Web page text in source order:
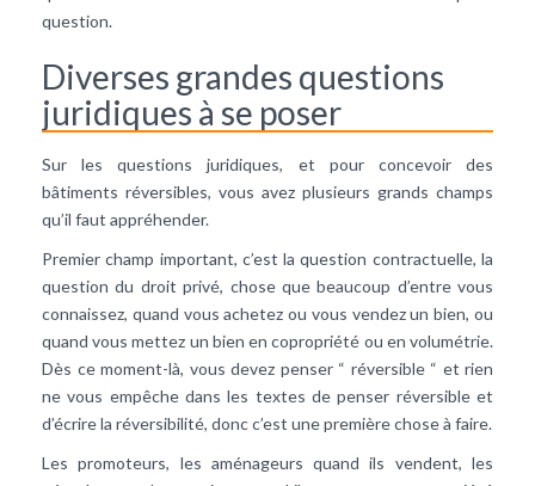
question.
Diverses grandes questions
juridiques à se poser
Sur les questions juridiques, et pour concevoir des
bâtiments réversibles, vous avez plusieurs grands champs
qu’il faut appréhender.
Premier champ important, c’est la question contractuelle, la
question du droit privé, chose que beaucoup d’entre vous
connaissez, quand vous achetez ou vous vendez un bien, ou
quand vous mettez un bien en copropriété ou en volumétrie.
Dès ce moment-là, vous devez penser “ réversible “ et rien
ne vous empêche dans les textes de penser réversible et
d’écrire la réversibilité, donc c’est une première chose à faire.
Les promoteurs, les aménageurs quand ils vendent, les